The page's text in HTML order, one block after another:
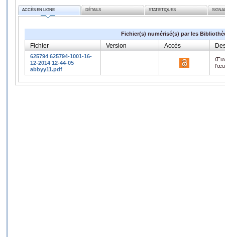
ACCÈS EN LIGNE DÉTAILS STATISTIQUES
Fichier(s) numérisé(s) par les
Fichier Version Accès
625794 625794-1001-16-
12-2014 12-44-05
abbyy11.pdf